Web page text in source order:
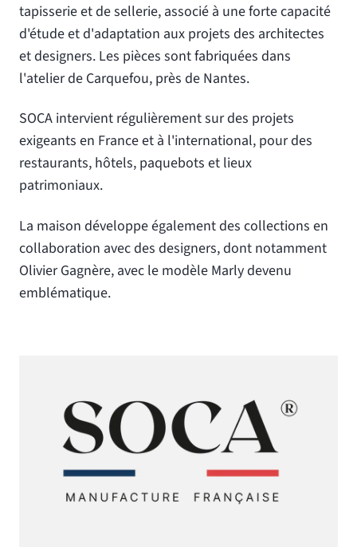
tapisserie et de sellerie, associé à une forte capacité
d'étude et d'adaptation aux projets des architectes
et designers. Les pièces sont fabriquées dans
l'atelier de Carquefou, près de Nantes.
SOCA intervient régulièrement sur des projets
exigeants en France et à l'international, pour des
restaurants, hôtels, paquebots et lieux
patrimoniaux.
La maison développe également des collections en
collaboration avec des designers, dont notamment
Olivier Gagnère, avec le modèle Marly devenu
emblématique.